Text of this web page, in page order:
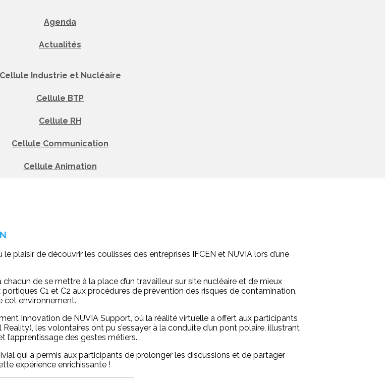
Agenda
Actualités
Cellule Industrie et Nucléaire
Cellule BTP
Cellule RH
Cellule Communication
Cellule Animation
le plaisir de découvrir les coulisses des entreprises IFCEN et NUVIA lors d’une
de se mettre à la place d’un travailleur sur site nucléaire et de mieux
C1 et C2 aux procédures de prévention des risques de contamination,
cet environnement.
Innovation de NUVIA Support, où la réalité virtuelle a offert aux participants
les volontaires ont pu s’essayer à la conduite d’un pont polaire, illustrant
l’apprentissage des gestes métiers.
qui a permis aux participants de prolonger les discussions et de partager
expérience enrichissante !